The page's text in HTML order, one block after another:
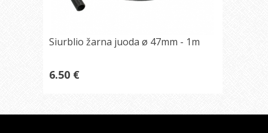
Siurblio žarna juoda ø 47mm - 1m
6.50 €